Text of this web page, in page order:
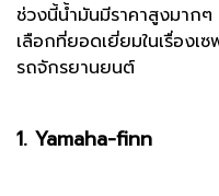
ช่วงนี้น้ำมันมีราคาสูงมาก
เลือกที่ยอดเยี่ยมในเรื่องเ
รถจักรยานยนต์
1. Yamaha-finn